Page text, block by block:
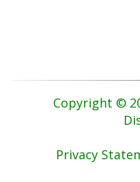
Copyright ©
Privacy